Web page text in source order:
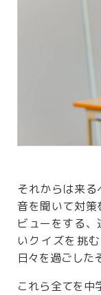
それからは来
音を聞いて対
ビューをする
いクイズを挑
日々を過ごした
これら全てを中